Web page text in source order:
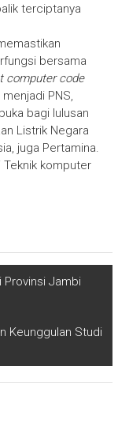
terciptanya
bersama
computer code
PNS,
bagi lulusan
Listrik Negara
juga Pertamina.
Teknik komputer
Provinsi Jambi
Keunggulan Studi